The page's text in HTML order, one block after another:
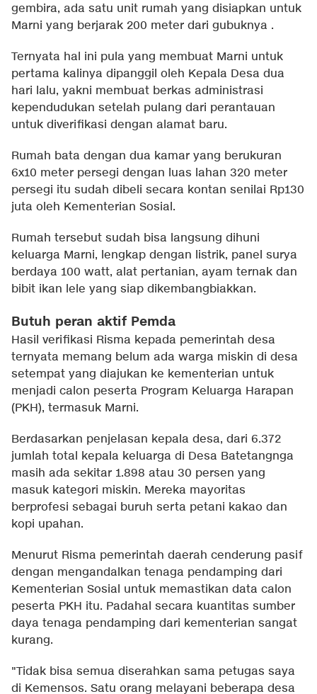
gembira, ada satu unit rumah yang disiapkan untuk
Marni yang berjarak 200 meter dari gubuknya .
Ternyata hal ini pula yang membuat Marni untuk
pertama kalinya dipanggil oleh Kepala Desa dua
hari lalu, yakni membuat berkas administrasi
kependudukan setelah pulang dari perantauan
untuk diverifikasi dengan alamat baru.
Rumah bata dengan dua kamar yang berukuran
6x10 meter persegi dengan luas lahan 320 meter
persegi itu sudah dibeli secara kontan senilai Rp130
juta oleh Kementerian Sosial.
Rumah tersebut sudah bisa langsung dihuni
keluarga Marni, lengkap dengan listrik, panel surya
berdaya 100 watt, alat pertanian, ayam ternak dan
bibit ikan lele yang siap dikembangbiakkan.
Butuh peran aktif Pemda
Hasil verifikasi Risma kepada pemerintah desa
ternyata memang belum ada warga miskin di desa
setempat yang diajukan ke kementerian untuk
menjadi calon peserta Program Keluarga Harapan
(PKH), termasuk Marni.
Berdasarkan penjelasan kepala desa, dari 6.372
jumlah total kepala keluarga di Desa Batetangnga
masih ada sekitar 1.898 atau 30 persen yang
masuk kategori miskin. Mereka mayoritas
berprofesi sebagai buruh serta petani kakao dan
kopi upahan.
Menurut Risma pemerintah daerah cenderung pasif
dengan mengandalkan tenaga pendamping dari
Kementerian Sosial untuk memastikan data calon
peserta PKH itu. Padahal secara kuantitas sumber
daya tenaga pendamping dari kementerian sangat
kurang.
"Tidak bisa semua diserahkan sama petugas saya
di Kemensos. Satu orang melayani beberapa desa